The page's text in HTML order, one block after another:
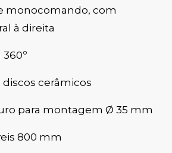
monocomando, com
à direita
360º
cerâmicos
para montagem Ø 35 mm
800 mm